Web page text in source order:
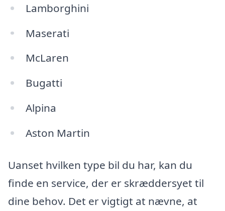
Lamborghini
Maserati
McLaren
Bugatti
Alpina
Aston Martin
Uanset hvilken type bil du har, kan du
finde en service, der er skræddersyet til
dine behov. Det er vigtigt at nævne, at